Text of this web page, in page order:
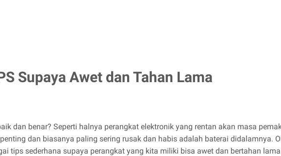
Supaya Awet dan Tahan Lama
dan benar? Seperti halnya perangkat elektronik yang rentan akan masa
dan biasanya paling sering rusak dan habis adalah baterai didalamnya.
tips sederhana supaya perangkat yang kita miliki bisa awet dan bertahan